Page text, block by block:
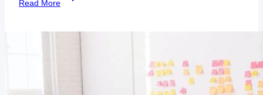
Read More